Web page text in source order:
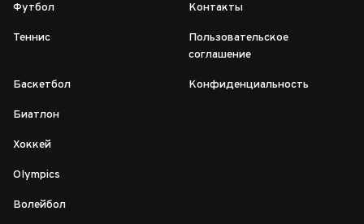
Футбол
Теннис
Баскетбол
Биатлон
Хоккей
Olympics
Волейбол
Контакты
Пользовательское
соглашение
Конфиденциальность